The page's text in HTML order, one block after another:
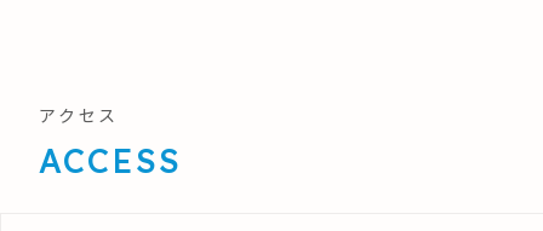
アクセス
ACCESS